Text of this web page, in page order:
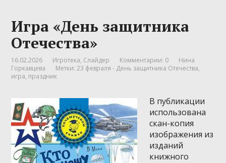
Игра «День защитника
Отечества»
16.02.2026 Игротека, Слайдер Комментарии: 0
Нина
Горкавцева
Метки:23 февраля - День защитника Отечества,
игра, праздник
В публикации
использована
скан-копия
изображения из
изданий
книжного